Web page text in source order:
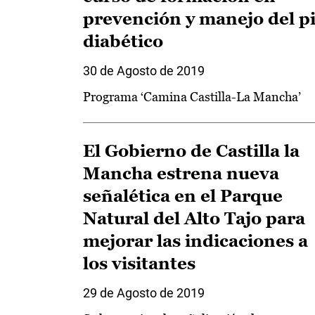
prevención y manejo del
diabético
30 de Agosto de 2019
Programa ‘Camina Castilla-La Mancha’
El Gobierno de Castilla la
Mancha estrena nueva
señalética en el Parque
Natural del Alto Tajo para
mejorar las indicaciones a
los visitantes
29 de Agosto de 2019